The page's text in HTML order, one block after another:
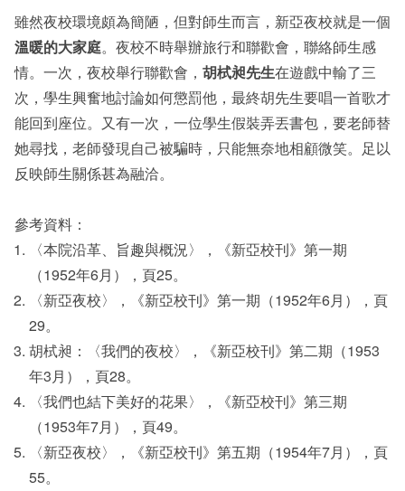
雖然夜校環境頗為簡陋，但對師生而言，新亞夜校就是一個
溫暖的大家庭。夜校不時舉辦旅行和聯歡會，聯絡師生感
情。一次，夜校舉行聯歡會， 胡栻昶先生在遊戲中輸了三
次，學生興奮地討論如何懲罰他，最終胡先生要唱一首歌才
能回到座位。又有一次，一位學生假裝弄丟書包，要老師替
她尋找，老師發現自己被騙時，只能無奈地相顧微笑。足以
反映師生關係甚為融洽。
參考資料：
〈本院沿革、旨趣與概況〉，《新亞校刊》第一期
（1952年6月），頁25。
〈新亞夜校〉，《新亞校刊》第一期（1952年6月），頁
29。
胡栻昶：〈我們的夜校〉，《新亞校刊》第二期（1953
年3月），頁28。
〈我們也結下美好的花果〉，《新亞校刊》第三期
（1953年7月），頁49。
〈新亞夜校〉，《新亞校刊》第五期（1954年7月），頁
55。